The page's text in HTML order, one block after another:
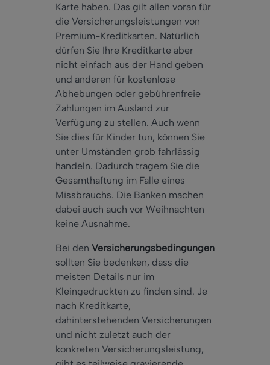
Karte haben. Das gilt allen voran für
die Versicherungsleistungen von
Premium-Kreditkarten. Natürlich
dürfen Sie Ihre Kreditkarte aber
nicht einfach aus der Hand geben
und anderen für kostenlose
Abhebungen oder gebührenfreie
Zahlungen im Ausland zur
Verfügung zu stellen. Auch wenn
Sie dies für Kinder tun, können Sie
unter Umständen grob fahrlässig
handeln. Dadurch tragem Sie die
Gesamthaftung im Falle eines
Missbrauchs. Die Banken machen
dabei auch auch vor Weihnachten
keine Ausnahme.
Bei den Versicherungsbedingungen
sollten Sie bedenken, dass die
meisten Details nur im
Kleingedruckten zu finden sind. Je
nach Kreditkarte,
dahinterstehenden Versicherungen
und nicht zuletzt auch der
konkreten Versicherungsleistung,